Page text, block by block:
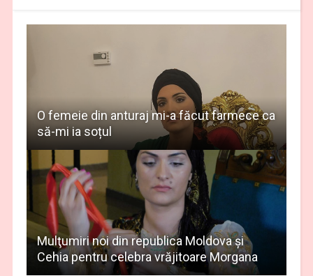
O femeie din anturaj mi-a făcut farmece ca
să-mi ia soțul
Mulţumiri noi din republica Moldova și
Cehia pentru celebra vrăjitoare Morgana